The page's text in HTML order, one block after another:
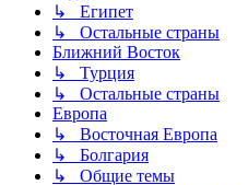
↳ Египет
↳ Остальные страны
Ближний Восток
↳ Турция
↳ Остальные страны
Европа
↳ Восточная Европа
↳ Болгария
↳ Общие темы